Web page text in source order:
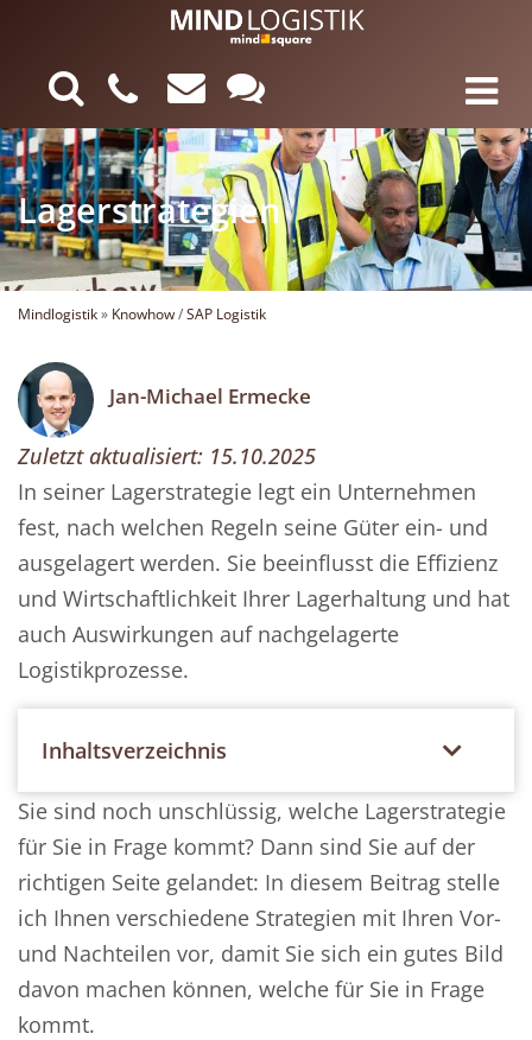
Lagerstrategien
Mindlogistik» Knowhow/SAP Logistik
Jan-Michael Ermecke
Zuletzt aktualisiert: 15.10.2025
In seiner Lagerstrategie legt ein Unternehmen
fest, nach welchen Regeln seine Güter ein- und
ausgelagert werden. Sie beeinflusst die Effizienz
und Wirtschaftlichkeit Ihrer Lagerhaltung und hat
auch Auswirkungen auf nachgelagerte
Logistikprozesse.
Inhaltsverzeichnis
Sie sind noch unschlüssig, welche Lagerstrategie
für Sie in Frage kommt? Dann sind Sie auf der
richtigen Seite gelandet: In diesem Beitrag stelle
ich Ihnen verschiedene Strategien mit Ihren Vor-
und Nachteilen vor, damit Sie sich ein gutes Bild
davon machen können, welche für Sie in Frage
kommt.